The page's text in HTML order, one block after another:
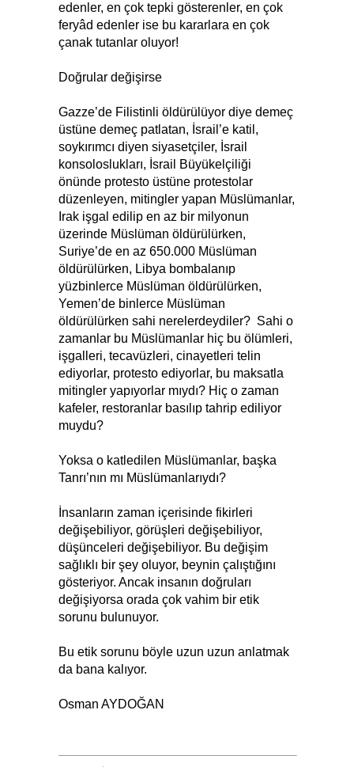
edenler, en çok tepki gösterenler, en çok
feryâd edenler ise bu kararlara en çok
çanak tutanlar oluyor!
Doğrular değişirse
Gazze’de Filistinli öldürülüyor diye demeç
üstüne demeç patlatan, İsrail’e katil,
soykırımcı diyen siyasetçiler, İsrail
konsoloslukları, İsrail Büyükelçiliği
önünde protesto üstüne protestolar
düzenleyen, mitingler yapan Müslümanlar,
Irak işgal edilip en az bir milyonun
üzerinde Müslüman öldürülürken,
Suriye’de en az 650.000 Müslüman
öldürülürken, Libya bombalanıp
yüzbinlerce Müslüman öldürülürken,
Yemen’de binlerce Müslüman
öldürülürken sahi nerelerdeydiler? Sahi o
zamanlar bu Müslümanlar hiç bu ölümleri,
işgalleri, tecavüzleri, cinayetleri telin
ediyorlar, protesto ediyorlar, bu maksatla
mitingler yapıyorlar mıydı? Hiç o zaman
kafeler, restoranlar basılıp tahrip ediliyor
muydu?
Yoksa o katledilen Müslümanlar, başka
Tanrı’nın mı Müslümanlarıydı?
İnsanların zaman içerisinde fikirleri
değişebiliyor, görüşleri değişebiliyor,
düşünceleri değişebiliyor. Bu değişim
sağlıklı bir şey oluyor, beynin çalıştığını
gösteriyor. Ancak insanın doğruları
değişiyorsa orada çok vahim bir etik
sorunu bulunuyor.
Bu etik sorunu böyle uzun uzun anlatmak
da bana kalıyor.
Osman AYDOĞAN